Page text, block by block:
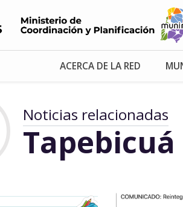
ACERCA DE LA RED
Noticias relacionadas
Tapebicuá